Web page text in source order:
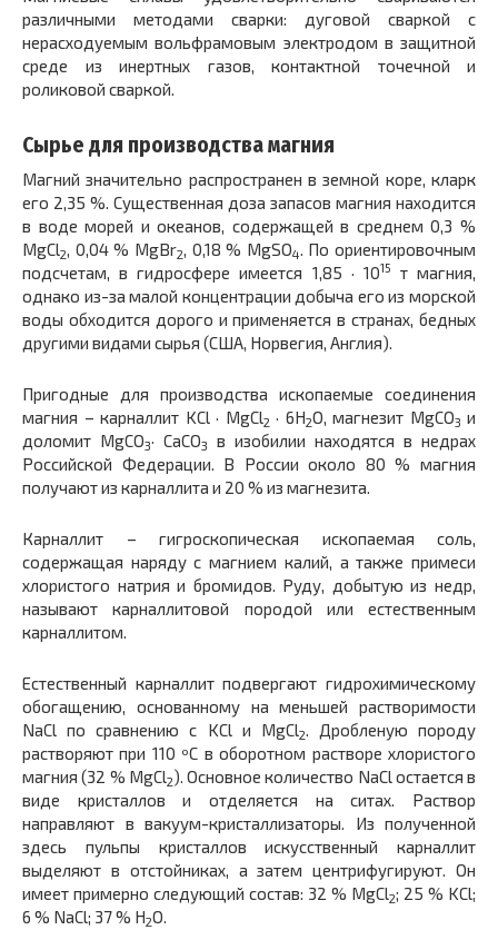
различными методами сварки: дуговой сваркой с
нерасходуемым вольфрамовым электродом в защитной
среде из инертных газов, контактной точечной и
роликовой сваркой.
Сырье для производства магния
Магний значительно распространен в земной коре, кларк
его 2,35 %. Существенная доза запасов магния находится
в воде морей и океанов, содержащей в среднем 0,3 %
MgCl2, 0,04 % MgBr2, 0,18 % MgSO4. По ориентировочным
подсчетам, в гидросфере имеется 1,85 · 1015
т магния,
однако из-за малой концентрации добыча его из морской
воды обходится дорого и применяется в странах, бедных
другими видами сырья (США, Норвегия, Англия).
Пригодные для производства ископаемые соединения
магния – карналлит KCl · MgCl2 · 6H2O, магнезит MgCO3 и
доломит MgCO3· CaCO3
в изобилии находятся в недрах
Российской Федерации. В России около 80 % магния
получают из карналлита и 20 % из магнезита.
Карналлит – гигроскопическая ископаемая соль,
содержащая наряду с магнием калий, а также примеси
хлористого натрия и бромидов. Руду, добытую из недр,
называют карналлитовой породой или естественным
карналлитом.
Естественный карналлит подвергают гидрохимическому
обогащению, основанному на меньшей растворимости
NaCl по сравнению с KCl и MgCl2. Дробленую породу
растворяют при 110 ºС в оборотном растворе хлористого
магния (32 % MgCl2). Основное количество NaCl остается в
виде кристаллов и отделяется на ситах. Раствор
направляют в вакуум-кристаллизаторы. Из полученной
здесь пульпы кристаллов искусственный карналлит
выделяют в отстойниках, а затем центрифугируют. Он
имеет примерно следующий состав: 32 % MgCl2; 25 % KCl;
6 % NaCl; 37 % H2O.